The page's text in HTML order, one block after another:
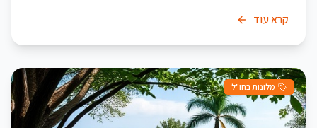
קרא עוד
מלונות בחו"ל